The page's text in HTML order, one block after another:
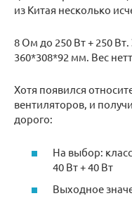
из Китая несколько
8 Ом до 250 Вт + 250
360*308*92 мм. Вес
Хотя появился
вентиляторов, и
дорого:
На выбор:
40 Вт + 40 Вт
Выходное